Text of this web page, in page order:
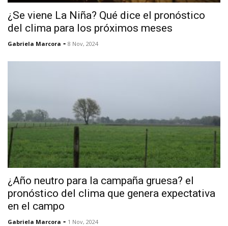
¿Se viene La Niña? Qué dice el pronóstico
del clima para los próximos meses
Gabriela Marcora - 8 Nov, 2024
¿Año neutro para la campaña gruesa? el
pronóstico del clima que genera expectativa
en el campo
Gabriela Marcora - 1 Nov, 2024